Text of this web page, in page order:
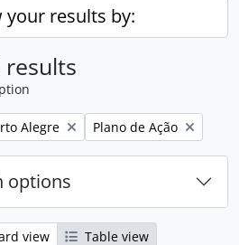
your results by:
results
Alegre Remove filter:
Plano de Ação
options
view
Table view